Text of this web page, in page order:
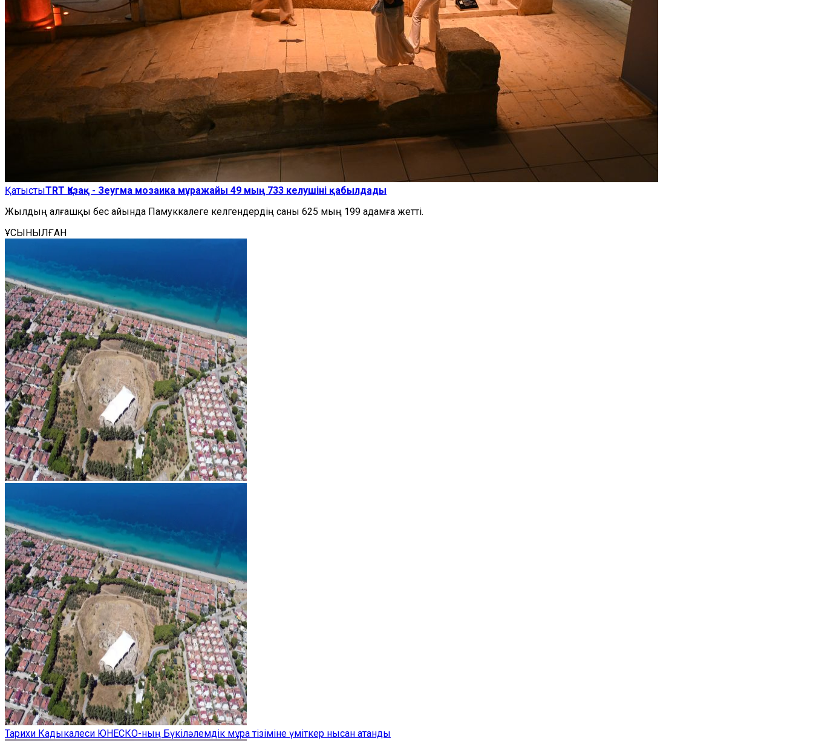
ҚатыстыTRT Қазақ - Зеугма мозаика мұражайы 49 мың 733 келушіні қабылдады
Жылдың алғашқы бес айында Памуккалеге келгендердің саны 625 мың 199 адамға жетті.
ҰСЫНЫЛҒАН
Тарихи Кадыкалеси ЮНЕСКО-ның Бүкіләлемдік мұра тізіміне үміткер нысан атанды